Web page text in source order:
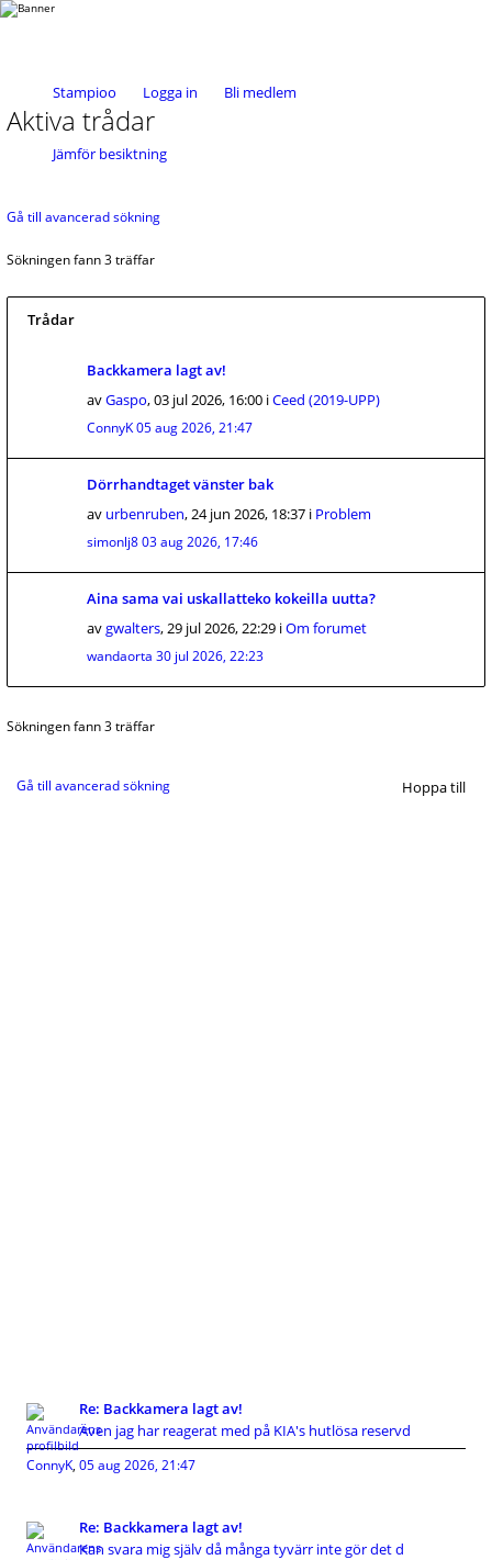
Stampioo Logga in Bli medlem
Jämför besiktning
Aktiva trådar
Gå till avancerad sökning
Sökningen fann 3 träffar
Trådar
Backkamera lagt av!
avGaspo,03 jul 2026, 16:00 iCeed (2019-UPP)
ConnyK05 aug 2026, 21:47
Dörrhandtaget vänster bak
av urbenruben,24 jun 2026, 18:37 i Problem
simonlj803 aug 2026, 17:46
Aina sama vai uskallatteko kokeilla uutta?
avgwalters,29 jul 2026, 22:29 iOm forumet
wandaorta 30 jul 2026, 22:23
Sökningen fann 3 träffar
Gå till avancerad sökning Hoppa till
Re: Backkamera lagt av!
Även jag har reagerat med på KIA's hutlösa reservd
ConnyK, 05 aug 2026, 21:47
Re: Backkamera lagt av!
Kan svara mig själv då många tyvärr inte gör det d